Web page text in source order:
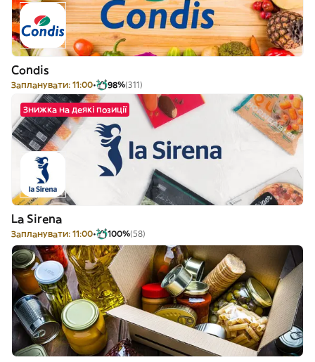
Condis
Запланувати: 11:00 98%(311)
Знижка на деякі позиції
La Sirena
Запланувати: 11:00 100%(58)